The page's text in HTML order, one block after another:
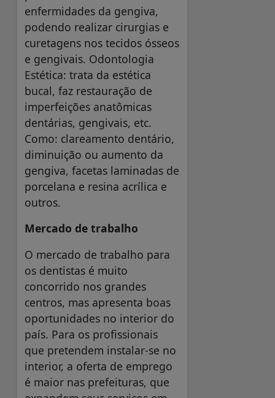
enfermidades da gengiva,
podendo realizar cirurgias e
curetagens nos tecidos ósseos
e gengivais. Odontologia
Estética: trata da estética
bucal, faz restauração de
imperfeições anatômicas
dentárias, gengivais, etc.
Como: clareamento dentário,
diminuição ou aumento da
gengiva, facetas laminadas de
porcelana e resina acrílica e
outros.
Mercado de trabalho
O mercado de trabalho para
os dentistas é muito
concorrido nos grandes
centros, mas apresenta boas
oportunidades no interior do
país. Para os profissionais
que pretendem instalar-se no
interior, a oferta de emprego
é maior nas prefeituras, que